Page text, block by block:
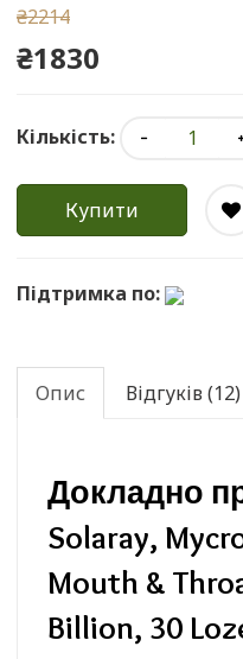
₴2214
₴1830
Кількість:
Купити
Підтримка по:
Опис Відгуків (12)
Докладно
Solaray,
Mouth &
Billion, 30